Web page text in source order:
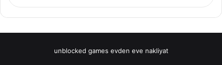
unblocked games evden eve nakliyat